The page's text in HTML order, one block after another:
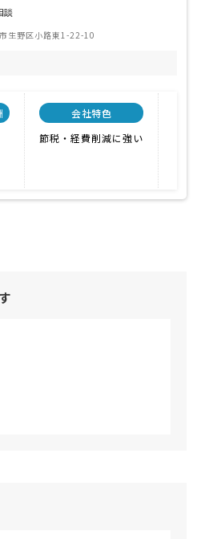
談
生野区小路東1-22-10
会社特色
節税・経費削減に強い